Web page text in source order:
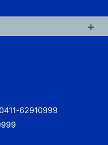
62910999